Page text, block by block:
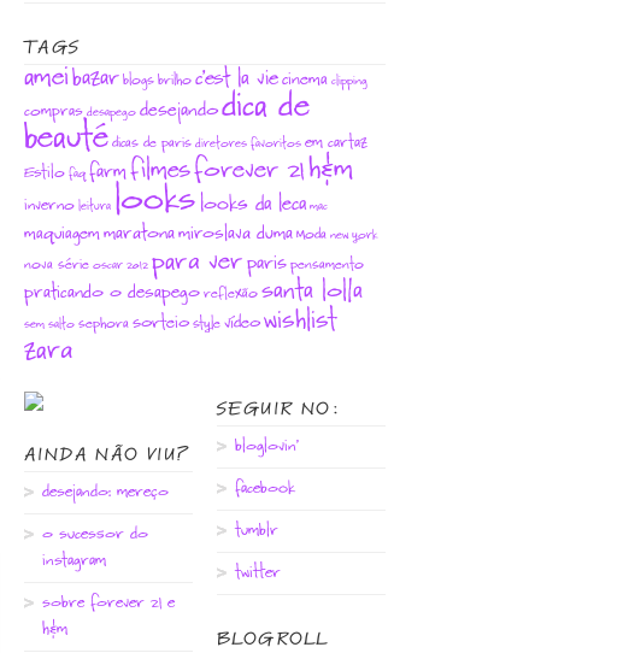
TAGS
ameibazarblogsbrilhoc'est la viecinema clipping
compras desapego desejandodica de
beautédicas de paris diretores favoritos em cartaz
Estilo faq farmfilmesforever 21h&m
inverno leitura looks looks da leca mac
maquiagemmaratonamiroslava dumaModa new york
nova série oscar 2012 para verparispensamento
praticando o desapegoreflexãosanta lolla
sem salto sephorasorteiostylevídeowishlist
zara
AINDA NÃO VIU?
desejando: mereço
o sucessor do
instagram
sobre forever 21 e
h&m
SEGUIR NO:
bloglovin'
facebook
tumblr
twitter
BLOGROLL